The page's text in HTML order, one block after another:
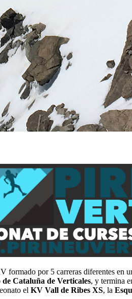
formado por 5 carreras diferentes en
de Cataluña de Verticales, y termina
el KV Vall de Ribes XS, la